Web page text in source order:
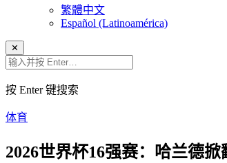
繁體中文
Español (Latinoamérica)
✕
按 Enter 键搜索
体育
2026世界杯16强赛：哈兰德